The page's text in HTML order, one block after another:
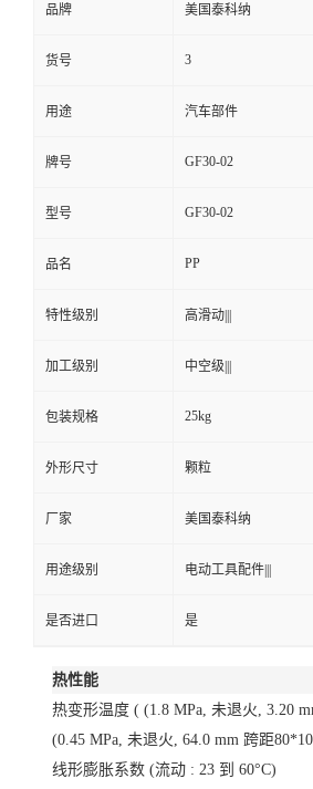
品牌 美国泰科纳
货号 3
用途 汽车部件
牌号 GF30-02
型号 GF30-02
品名 PP
特性级别 高滑动|||
加工级别 中空级|||
包装规格 25kg
外形尺寸 颗粒
厂家 美国泰科纳
用途级别 电动工具配件|||
是否进口 是
热性能
热变形温度 ( (1.8 MPa, 未退火, 3.20
(0.45 MPa, 未退火, 64.0 mm 跨距
线形膨胀系数 (流动 : 23 到 60°C)